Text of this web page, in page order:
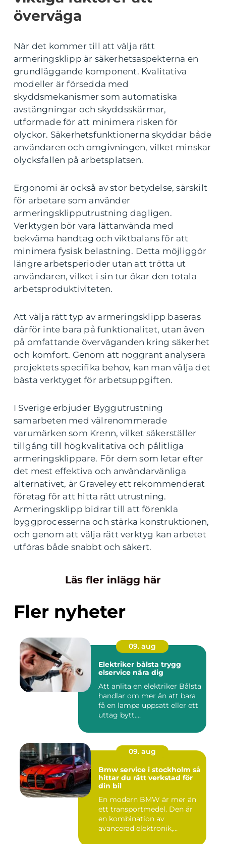
överväga
När det kommer till att välja rätt
armeringsklipp är säkerhetsaspekterna en
grundläggande komponent. Kvalitativa
modeller är försedda med
skyddsmekanismer som automatiska
avstängningar och skyddsskärmar,
utformade för att minimera risken för
olyckor. Säkerhetsfunktionerna skyddar både
användaren och omgivningen, vilket minskar
olycksfallen på arbetsplatsen.
Ergonomi är också av stor betydelse, särskilt
för arbetare som använder
armeringsklipputrustning dagligen.
Verktygen bör vara lättanvända med
bekväma handtag och viktbalans för att
minimera fysisk belastning. Detta möjliggör
längre arbetsperioder utan att trötta ut
användaren, vilket i sin tur ökar den totala
arbetsproduktiviteten.
Att välja rätt typ av armeringsklipp baseras
därför inte bara på funktionalitet, utan även
på omfattande överväganden kring säkerhet
och komfort. Genom att noggrant analysera
projektets specifika behov, kan man välja det
bästa verktyget för arbetsuppgiften.
I Sverige erbjuder Byggutrustning
samarbeten med välrenommerade
varumärken som Krenn, vilket säkerställer
tillgång till högkvalitativa och pålitliga
armeringsklippare. För dem som letar efter
det mest effektiva och användarvänliga
alternativet, är Graveley ett rekommenderat
företag för att hitta rätt utrustning.
Armeringsklipp bidrar till att förenkla
byggprocesserna och stärka konstruktionen,
och genom att välja rätt verktyg kan arbetet
utföras både snabbt och säkert.
Läs fler inlägg här
Fler nyheter
09. aug
Elektriker bålsta trygg
elservice nära dig
Att anlita en elektriker Bålsta
handlar om mer än att bara
få en lampa uppsatt eller ett
uttag bytt....
09. aug
Bmw service i stockholm så
hittar du rätt verkstad för
din bil
En modern BMW är mer än
ett transportmedel. Den är
en kombination av
avancerad elektronik,